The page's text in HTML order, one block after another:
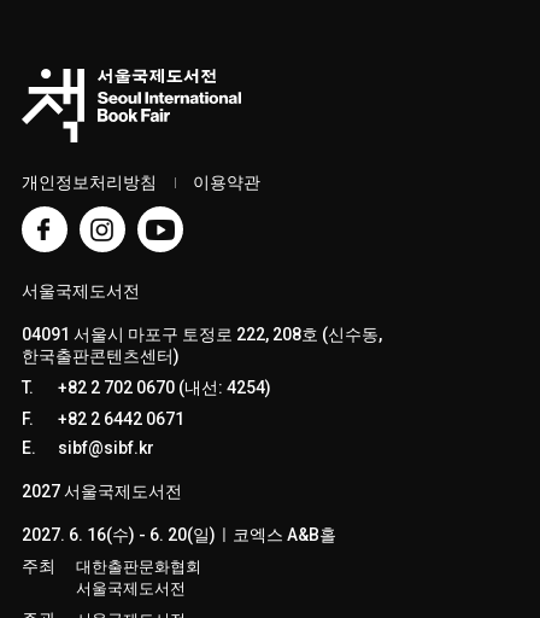
개인정보처리방침 이용약관
서울국제도서전
04091 서울시 마포구 토정로 222, 208호 (신수동,
한국출판콘텐츠센터)
T.
+82 2 702 0670 (내선: 4254)
F.
+82 2 6442 0671
E.
sibf@sibf.kr
2027 서울국제도서전
2027. 6. 16(수) - 6. 20(일)ㅣ코엑스 A&B홀
주최
대한출판문화협회
서울국제도서전